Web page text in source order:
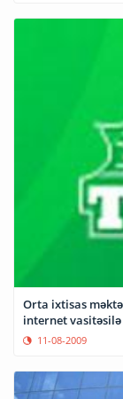
Orta ixtisas
internet vasitəsilə
11-08-2009